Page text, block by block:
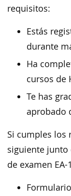
requisitos:
Estás
durante
Ha
cursos de
Te has
aprobado
Si cumples los
siguiente
de examen EA-